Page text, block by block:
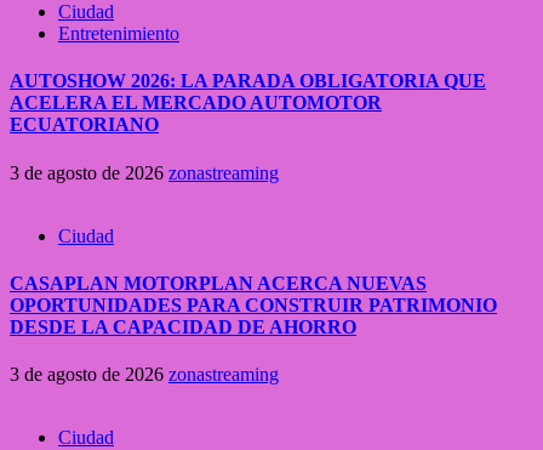
Ciudad
Entretenimiento
AUTOSHOW 2026: LA PARADA OBLIGATORIA QUE
ACELERA EL MERCADO AUTOMOTOR
ECUATORIANO
3 de agosto de 2026 zonastreaming
Ciudad
CASAPLAN MOTORPLAN ACERCA NUEVAS
OPORTUNIDADES PARA CONSTRUIR PATRIMONIO
DESDE LA CAPACIDAD DE AHORRO
3 de agosto de 2026 zonastreaming
Ciudad